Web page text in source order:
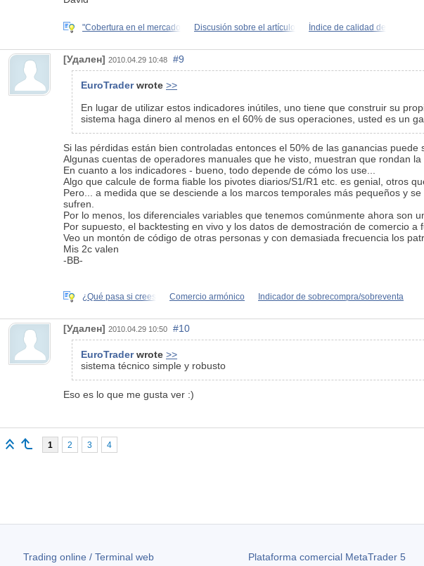
"Cobertura en el mercado Discusión sobre el artículo Índice de calidad de
[Удален] 2010.04.29 10:48 #9
EuroTraderwrote >>
En lugar de utilizar estos indicadores inútiles, uno tiene que construir su
sistema haga dinero al menos en el 60% de sus operaciones, usted es un
Si las pérdidas están bien controladas entonces el 50% de las ganancias puede
Algunas cuentas de operadores manuales que he visto, muestran que rondan la
En cuanto a los indicadores - bueno, todo depende de cómo los use...
Algo que calcule de forma fiable los pivotes diarios/S1/R1 etc. es genial, otros
Pero... a medida que se desciende a los marcos temporales más pequeños y
sufren.
Por lo menos, los diferenciales variables que tenemos comúnmente ahora son
Por supuesto, el backtesting en vivo y los datos de demostración de comercio
Veo un montón de código de otras personas y con demasiada frecuencia los
Mis 2c valen
-BB-
¿Qué pasa si crees Comercio armónico Indicador de sobrecompra/sobreventa
[Удален] 2010.04.29 10:50 #10
EuroTraderwrote >>
sistema técnico simple y robusto
Eso es lo que me gusta ver :)
1 2 3 4
Trading online / Terminal web Plataforma comercial MetaTrader 5